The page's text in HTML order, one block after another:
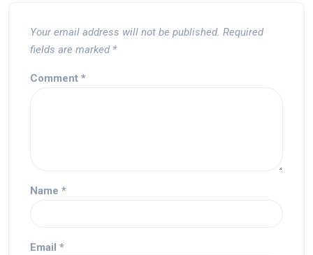
Your email address will not be published. Required
fields are marked *
Comment *
Name *
Email *